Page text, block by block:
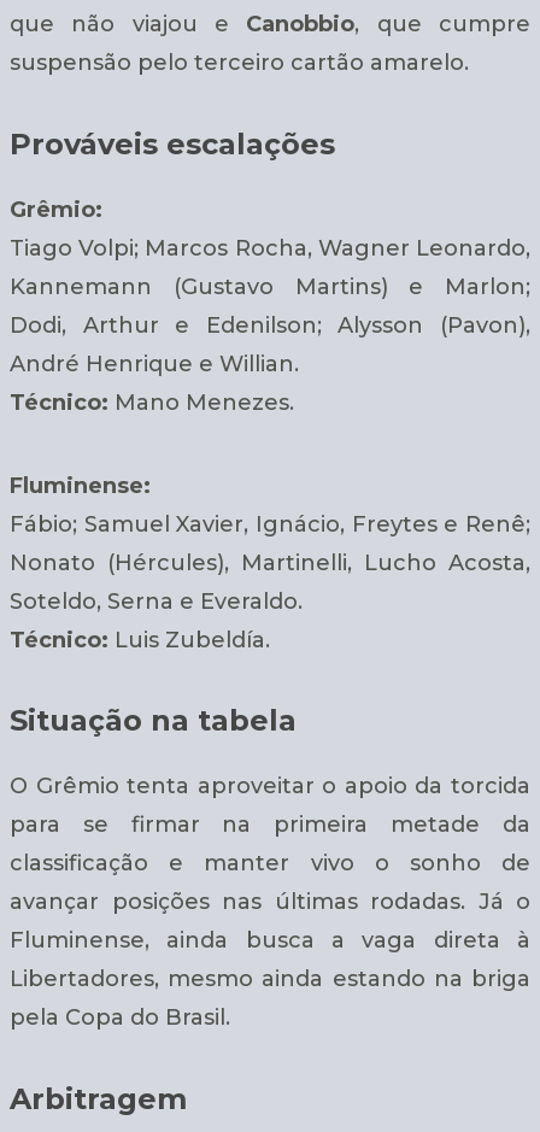
que não viajou e Canobbio, que cumpre
suspensão pelo terceiro cartão amarelo.
Prováveis escalações
Grêmio:
Tiago Volpi; Marcos Rocha, Wagner Leonardo,
Kannemann (Gustavo Martins) e Marlon;
Dodi, Arthur e Edenilson; Alysson (Pavon),
André Henrique e Willian.
Técnico: Mano Menezes.
Fluminense:
Fábio; Samuel Xavier, Ignácio, Freytes e Renê;
Nonato (Hércules), Martinelli, Lucho Acosta,
Soteldo, Serna e Everaldo.
Técnico: Luis Zubeldía.
Situação na tabela
O Grêmio tenta aproveitar o apoio da torcida
para se firmar na primeira metade da
classificação e manter vivo o sonho de
avançar posições nas últimas rodadas. Já o
Fluminense, ainda busca a vaga direta à
Libertadores, mesmo ainda estando na briga
pela Copa do Brasil.
Arbitragem